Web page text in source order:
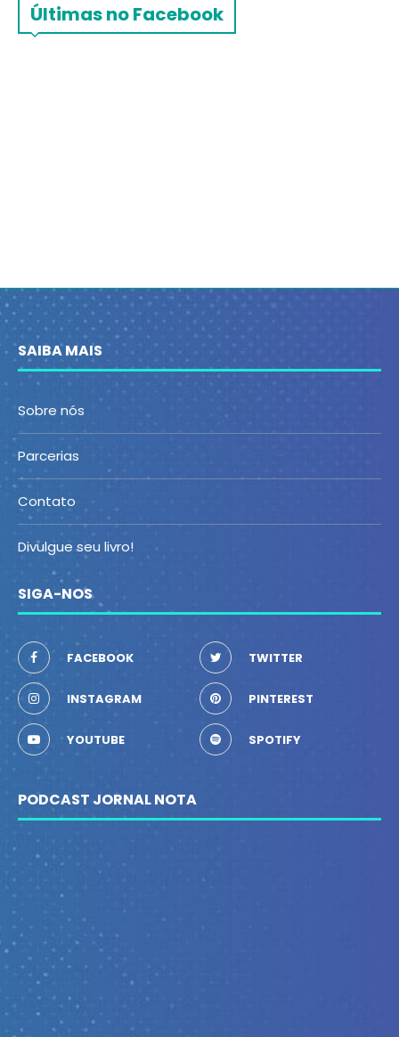
Últimas no Facebook
SAIBA MAIS
Sobre nós
Parcerias
Contato
Divulgue seu livro!
SIGA-NOS
FACEBOOK TWITTER
INSTAGRAM PINTEREST
YOUTUBE SPOTIFY
PODCAST JORNAL NOTA